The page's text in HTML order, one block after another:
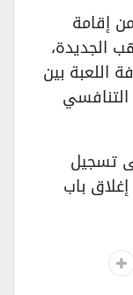
إقامة
الجديدة،
اللعبة بين
تسجيل
إغلاق باب